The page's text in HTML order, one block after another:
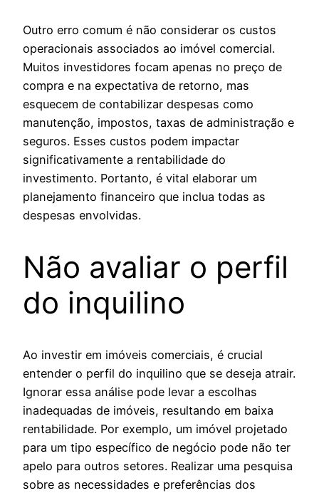
Outro erro comum é não considerar os custos
operacionais associados ao imóvel comercial.
Muitos investidores focam apenas no preço de
compra e na expectativa de retorno, mas
esquecem de contabilizar despesas como
manutenção, impostos, taxas de administração e
seguros. Esses custos podem impactar
significativamente a rentabilidade do
investimento. Portanto, é vital elaborar um
planejamento financeiro que inclua todas as
despesas envolvidas.
Não avaliar o perfil
do inquilino
Ao investir em imóveis comerciais, é crucial
entender o perfil do inquilino que se deseja atrair.
Ignorar essa análise pode levar a escolhas
inadequadas de imóveis, resultando em baixa
rentabilidade. Por exemplo, um imóvel projetado
para um tipo específico de negócio pode não ter
apelo para outros setores. Realizar uma pesquisa
sobre as necessidades e preferências dos